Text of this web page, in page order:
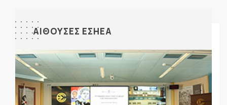
ΑΙΘΟΥΣΕΣ ΕΣΗΕΑ